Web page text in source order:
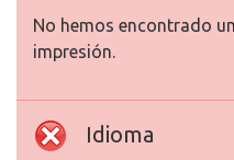
No hemos encontrado
impresión.
Idioma